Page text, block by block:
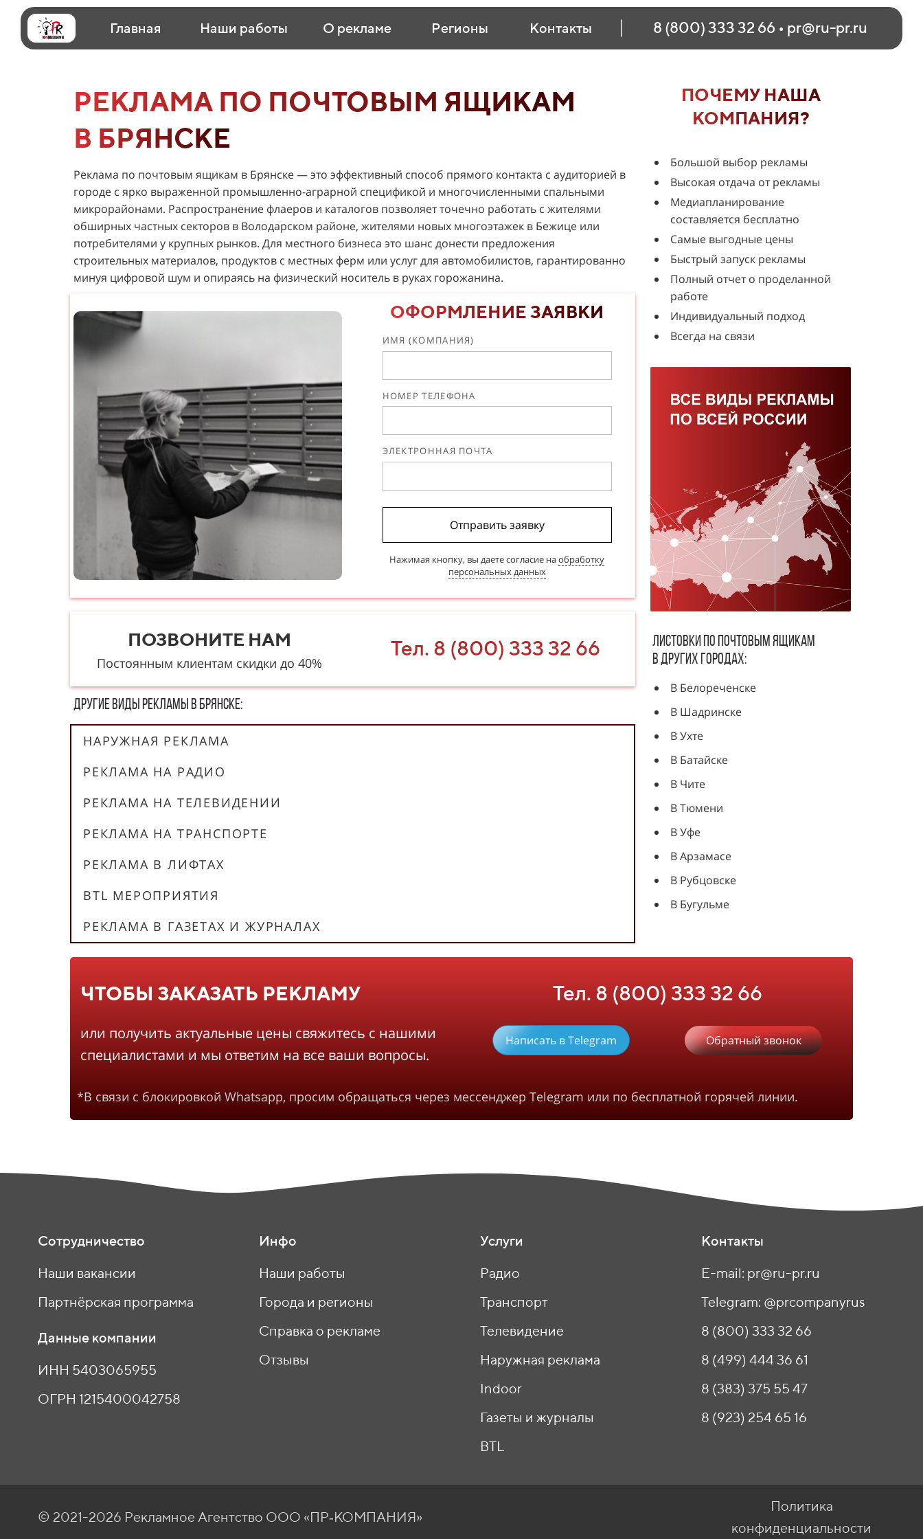
Главная Наши работы О рекламе Регионы Контакты 8 (800) 333 32 66 • pr@ru-pr.ru
РЕКЛАМА ПО ПОЧТОВЫМ ЯЩИКАМ
В БРЯНСКЕ
Реклама по почтовым ящикам в Брянске — это эффективный способ прямого контакта с аудиторией в
городе с ярко выраженной промышленно-аграрной спецификой и многочисленными спальными
микрорайонами. Распространение флаеров и каталогов позволяет точечно работать с жителями
обширных частных секторов в Володарском районе, жителями новых многоэтажек в Бежице или
потребителями у крупных рынков. Для местного бизнеса это шанс донести предложения
строительных материалов, продуктов с местных ферм или услуг для автомобилистов, гарантированно
минуя цифровой шум и опираясь на физический носитель в руках горожанина.
ОФОРМЛЕНИЕ ЗАЯВКИ
ИМЯ (КОМПАНИЯ)
НОМЕР ТЕЛЕФОНА
ЭЛЕКТРОННАЯ ПОЧТА
Отправить заявку
Нажимая кнопку, вы даете согласие наобработку
персональных данных
ПОЗВОНИТЕ НАМ
Постоянным клиентам скидки до 40%
Тел. 8 (800) 333 32 66
Другие в​​​​иды рекламы в Брянске:
НАРУЖНАЯ РЕКЛАМА
РЕКЛАМА НА РАДИО
РЕКЛАМА НА ТЕЛЕВИДЕНИИ
РЕКЛАМА НА ТРАНСПОРТЕ
РЕКЛАМА В ЛИФТАХ
BTL МЕРОПРИЯТИЯ
РЕКЛАМА В ГАЗЕТАХ И ЖУРНАЛАХ
ПОЧЕМУ НАША
КОМПАНИЯ?
Большой выбор рекламы
Высокая отдача от рекламы
Медиапланирование
составляется бесплатно
Самые выгодные цены
Быстрый запуск рекламы
Полный отчет о проделанной
работе
Индивидуальный подход
Всегда на связи
Листовки по почтовым ящикам
в других городах:
В Белореченске
В Шадринске
В Ухте
В Батайске
В Чите
В Тюмени
В Уфе
В Арзамасе
В Рубцовске
В Бугульме
ЧТОБЫ ЗАКАЗАТЬ РЕКЛАМУ
или получить актуальные цены свяжитесь с нашими
специалистами и мы ответим на все ваши вопросы.
Тел. 8 (800) 333 32 66
Написать в Telegram Обратный звонок
*В связи с блокировкой Whatsapp, просим обращаться через мессенджер Telegram или по бесплатной горячей линии.
Сотрудничество
Наши вакансии
Партнёрская программа
Данные компании
ИНН 5403065955
ОГРН 1215400042758
Инфо
Наши работы
Города и регионы
Справка о рекламе
Отзывы
Услуги
Радио
Транспорт
Телевидение
Наружная реклама
Indoor
Газеты и журналы
BTL
Контакты
E-mail: pr@ru-pr.ru
Telegram: @prcompanyrus
8 (800) 333 32 66
8 (499) 444 36 61
8 (383) 375 55 47
8 (923) 254 65 16
© 2021-2026 Рекламное Агентство ООО «ПР‑КОМПАНИЯ»
Политика
конфиденциальности